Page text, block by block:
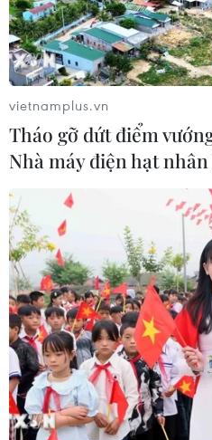
Phát triển mô hình AI giải
ngữ của não bộ”
05/08/2026 23:26
Hưởng ứng
ninh mạng Việt Nam:
điệp thiết thực về an toàn
05/08/2026 22:58
Ngoại giao
công nghệ trở thành trụ
nền đối ngoại Việt Nam
05/08/2026 14:56
Foxconn đạt doanh thu cao
vietnamplus.vn
Tháo gỡ dứt điểm
Nhà máy điện hạt